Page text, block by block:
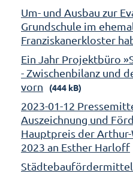
Um- und Ausbau zur
Grundschule im
Franziskanerkloster
Ein Jahr Projektbüro
- Zwischenbilanz und
vorn
(444 kB)
2023-01-12
Auszeichnung und
Hauptpreis der
2023 an Esther Harloff